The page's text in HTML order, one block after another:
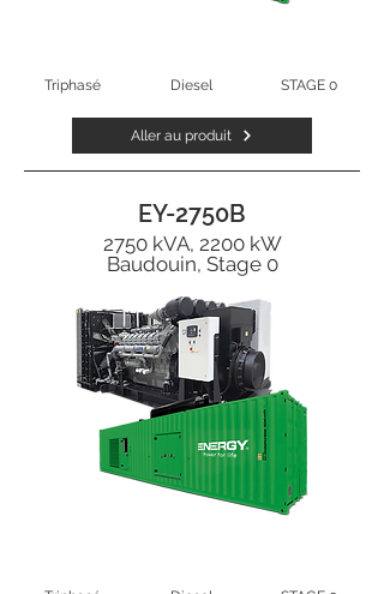
Triphasé Diesel STAGE 0
Aller au produit
EY-2750B
2750 kVA, 2200 kW
Baudouin, Stage 0